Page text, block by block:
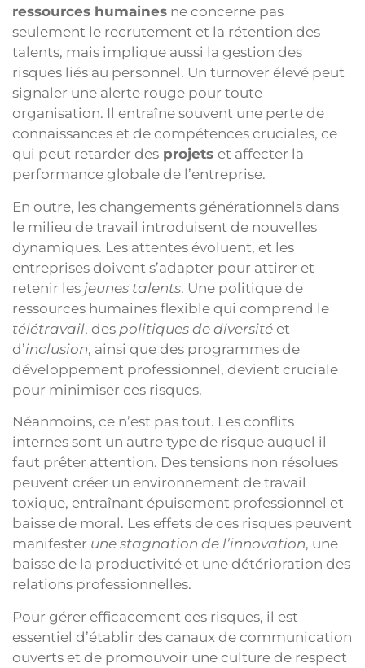
ressources humaines ne concerne pas
seulement le recrutement et la rétention des
talents, mais implique aussi la gestion des
risques liés au personnel. Un turnover élevé peut
signaler une alerte rouge pour toute
organisation. Il entraîne souvent une perte de
connaissances et de compétences cruciales, ce
qui peut retarder des projets et affecter la
performance globale de l’entreprise.
En outre, les changements générationnels dans
le milieu de travail introduisent de nouvelles
dynamiques. Les attentes évoluent, et les
entreprises doivent s’adapter pour attirer et
retenir les jeunes talents. Une politique de
ressources humaines flexible qui comprend le
télétravail, des politiques de diversité et
d’inclusion, ainsi que des programmes de
développement professionnel, devient cruciale
pour minimiser ces risques.
Néanmoins, ce n’est pas tout. Les conflits
internes sont un autre type de risque auquel il
faut prêter attention. Des tensions non résolues
peuvent créer un environnement de travail
toxique, entraînant épuisement professionnel et
baisse de moral. Les effets de ces risques peuvent
manifester une stagnation de l’innovation, une
baisse de la productivité et une détérioration des
relations professionnelles.
Pour gérer efficacement ces risques, il est
essentiel d’établir des canaux de communication
ouverts et de promouvoir une culture de respect